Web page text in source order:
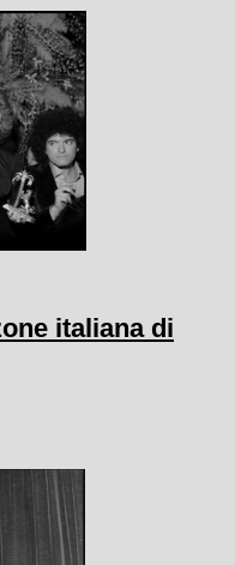
italiana di